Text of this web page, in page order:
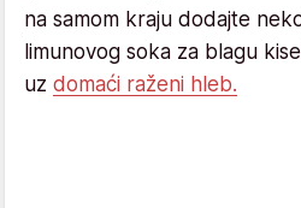
na samom kraju dodajte
limunovog soka za blagu
uz domaći raženi hleb.